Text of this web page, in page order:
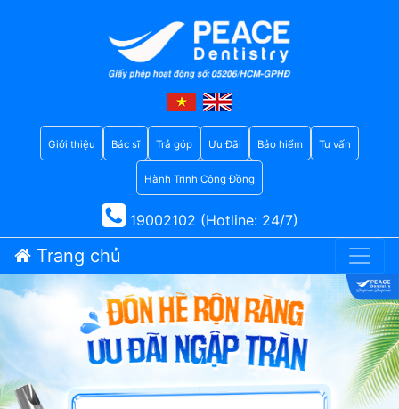
Giới thiệu Bác sĩ Trả góp Ưu Đãi Bảo hiểm Tư vấn
Hành Trình Cộng Đồng
19002102 (Hotline: 24/7)
Trang chủ